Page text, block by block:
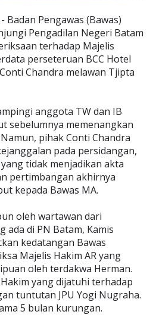
- Badan Pengawas (Bawas)
Pengadilan Negeri Batam
terhadap Majelis
perseteruan BCC Hotel
Chandra melawan Tjipta
anggota TW dan IB
sebelumnya memenangkan
pihak Conti Chandra
pada persidangan,
tidak menjadikan akta
pertimbangan akhirnya
kepada Bawas MA.
oleh wartawan dari
ada di PN Batam, Kamis
kedatangan Bawas
Majelis Hakim AR yang
oleh terdakwa Herman.
yang dijatuhi terhadap
tuntutan JPU Yogi Nugraha.
5 bulan kurungan.